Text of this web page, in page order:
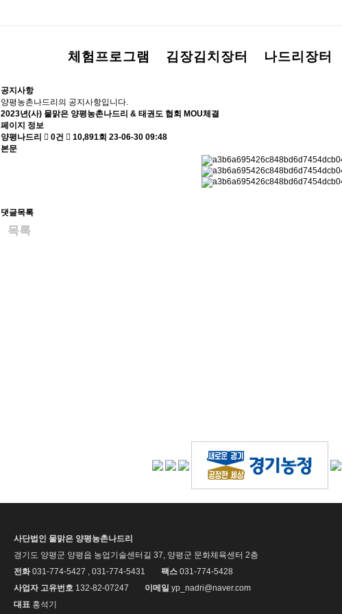
체험프로그램 김장김치장터 나드리장터
공지사항
양평농촌나드리의 공지사항입니다.
2023년(사) 물맑은 양평농촌나드리 & 태권도 협회 MOU체결
페이지 정보
양평나드리
0건 10,891회 23-06-30 09:48
본문
댓글목록
목록
사단법인 물맑은 양평농촌나드리
경기도 양평군 양평읍 농업기술센터길 37, 양평군 문화체육센터 2층
전화031-774-5427 , 031-774-5431 팩스 031-774-5428
사업자 고유번호 132-82-07247 이메일 yp_nadri@naver.com
대표 홍석기